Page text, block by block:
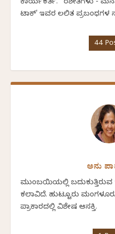
ಕಾರ್ಯಕರ್ತೆ. ‘ರಶೀತಿಗಳು -
ಟಾಕ್' ಇವರ ಲಲಿತ ಪ್ರಬಂಧಗಳ
44
ಅನು
ಮುಂಬಯಿಯಲ್ಲಿ ಬದುಕುತ್ತಿರುವ
ಕಲಾವಿದೆ. ಹುಟ್ಟೂರು
ಪ್ರಾಕಾರದಲ್ಲಿ ವಿಶೇಷ ಆಸಕ್ತಿ.